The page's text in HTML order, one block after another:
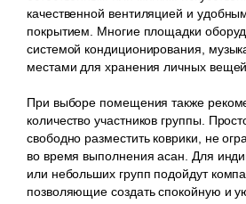
качественной вентиляцией и
покрытием. Многие площадки
системой кондиционирования,
местами для хранения личных
При выборе помещения также
количество участников группы.
свободно разместить коврики, не
во время выполнения асан. Для
или небольших групп подойдут
позволяющие создать спокойную и